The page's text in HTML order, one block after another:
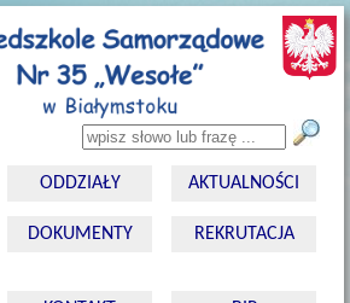
Wyszukiwarka
ODDZIAŁY AKTUALNOŚCI
DOKUMENTY REKRUTACJA